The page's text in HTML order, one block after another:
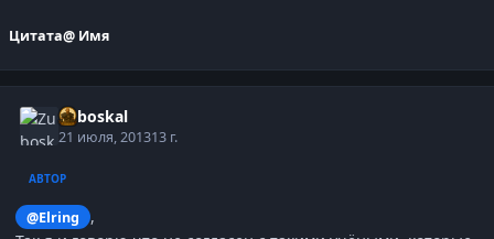
Цитата@ Имя
Zuboskal
21 июля, 201313 г.
АВТОР
@Elring
,